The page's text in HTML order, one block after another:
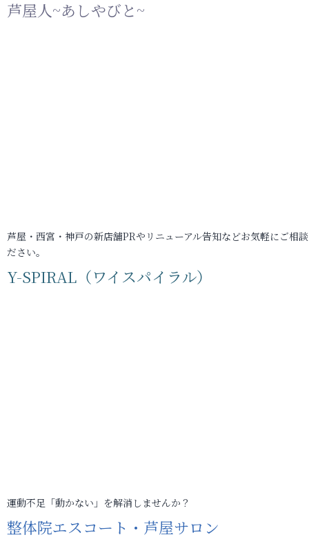
芦屋人~あしやびと~
芦屋・西宮・神戸の新店舗PRやリニューアル告知などお気軽にご相
ださい。
Y-SPIRAL（ワイスパイラル）
運動不足「動かない」を解消しませんか？
整体院エスコート・芦屋サロン